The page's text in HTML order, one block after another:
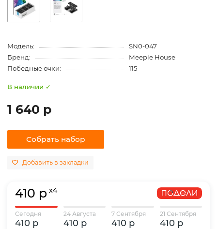
Модель:
SN0-047
Бренд:
Meeple House
Победные очки:
115
В наличии ✓
1 640 р
Собрать набор
Добавить в закладки
410 р x4
Сегодня
410 р
24 Августа
410 р
7 Сентября
410 р
21 Сентября
410 р